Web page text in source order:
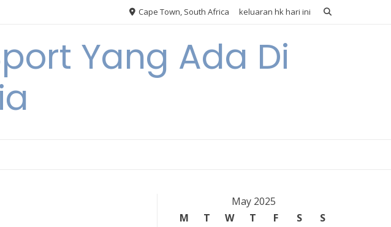
Cape Town, South Africa keluaran hk hari ini
Yang Ada Di
May 2025
M
T W T F S
S